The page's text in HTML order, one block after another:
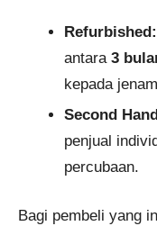
Refurbished:
antara 3
kepada
Second
penjual
percubaan.
Bagi pembeli yang